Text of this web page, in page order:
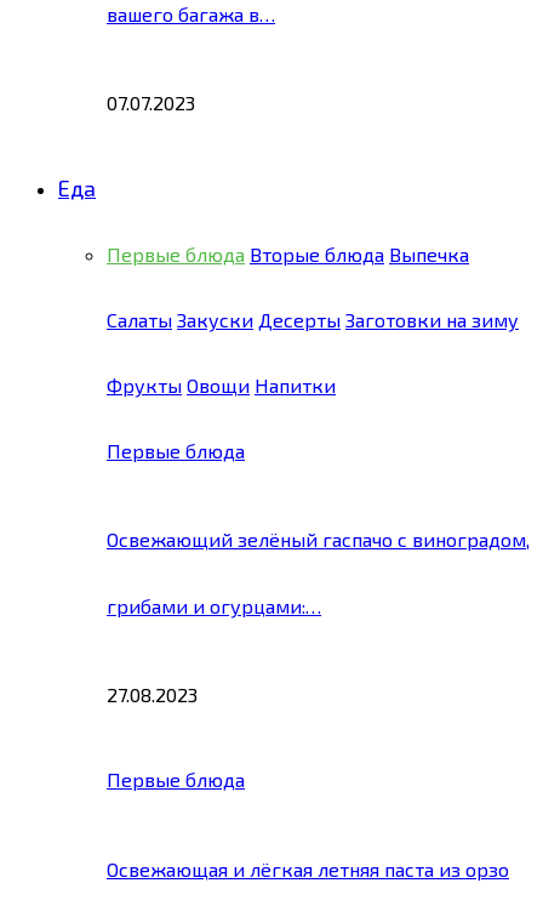
вашего багажа в…
07.07.2023
Еда
Первые блюда Вторые блюда Выпечка
Салаты Закуски Десерты Заготовки на зиму
Фрукты Овощи Напитки
Первые блюда
Освежающий зелёный гаспачо с виноградом,
грибами и огурцами:…
27.08.2023
Первые блюда
Освежающая и лёгкая летняя паста из орзо